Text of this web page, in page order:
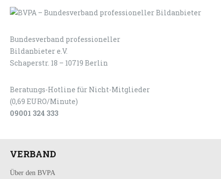
Bundesverband professioneller
Bildanbieter e.V.
Schaperstr. 18 – 10719 Berlin
Beratungs-Hotline für Nicht-Mitglieder
(0,69 EURO/Minute)
09001 324 333
VERBAND
Über den BVPA